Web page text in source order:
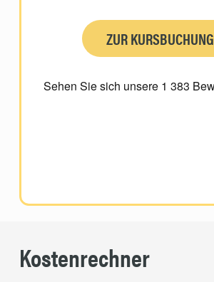
ZUR KURSBUCHUNG
Kostenrechner